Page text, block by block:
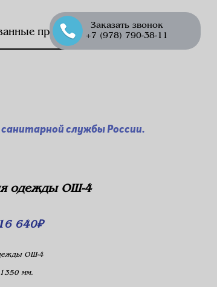
проекты
Заказать звонок
+7 (978) 790-38-11
службы России.
одежды ОШ-4
640₽
ОШ-4
мм.